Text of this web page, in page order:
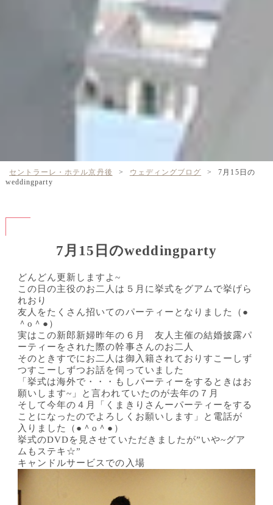
セントラーレ・ホテル京丹後 > ウェディングブログ >
7月15日の
weddingparty
7月15日のweddingparty
どんどん更新しますよ~
この日の主役のお二人は５月に挙式をグアムで挙げら
れおり
友人をたくさん招いてのパーティーとなりました（●
＾o＾●）
実はこの新郎新婦昨年の６月 友人主催の結婚披露パ
ーティーをされた際の幹事さんのお二人
そのときすでにお二人は御入籍されておりすこーしず
つすこーしずつお話を伺っていました
「挙式は海外で・・・もしパーティーをするときはお
願いします~」と言われていたのが去年の７月
そして今年の４月「くまきりさんーパーティーをする
ことになったのでよろしくお願いします」と電話が
入りました（●＾o＾●）
挙式のDVDを見させていただきましたが”いや~グア
ムもステキ☆”
キャンドルサービスでの入場